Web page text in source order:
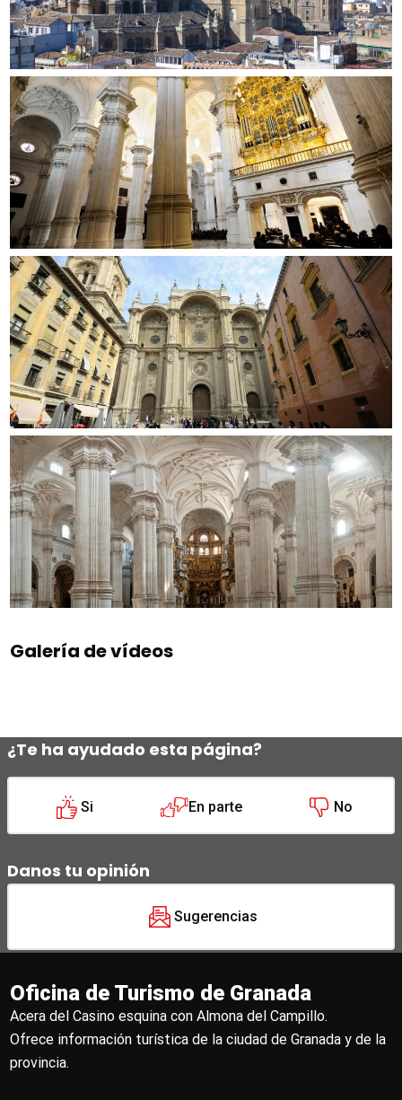
Galería de vídeos
¿Te ha ayudado esta página?
Si En parte No
Danos tu opinión
Sugerencias
Oficina de Turismo de Granada
Acera del Casino esquina con Almona del Campillo.
Ofrece información turística de la ciudad de Granada y de la
provincia.